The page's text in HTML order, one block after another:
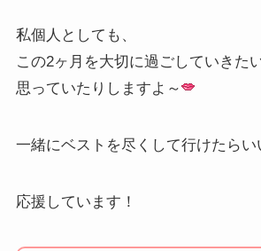
私個人としても、
この2ヶ月を大切に過ごしていきた
思っていたりしますよ～
一緒にベストを尽くして行けたらい
応援しています！